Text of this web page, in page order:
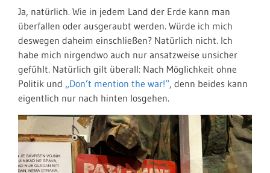
Ja, natürlich. Wie in jedem Land der Erde kann man
überfallen oder ausgeraubt werden. Würde ich mich
deswegen daheim einschließen? Natürlich nicht. Ich
habe mich nirgendwo auch nur ansatzweise unsicher
gefühlt. Natürlich gilt überall: Nach Möglichkeit ohne
Politik und „Don’t mention the war!“, denn beides kann
eigentlich nur nach hinten losgehen.